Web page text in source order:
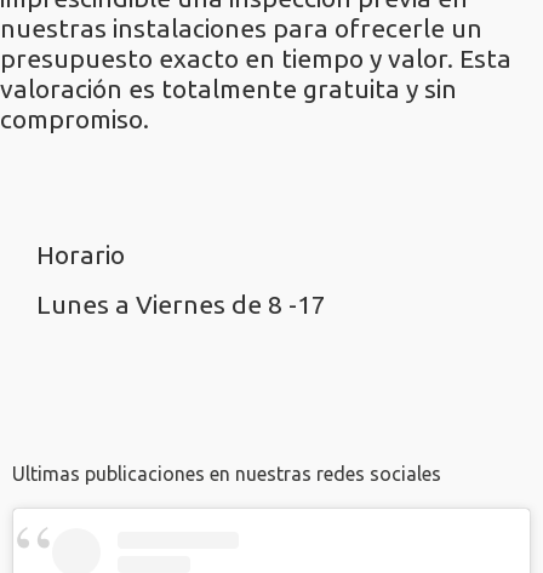
nuestras instalaciones para ofrecerle un
presupuesto exacto en tiempo y valor. Esta
valoración es totalmente gratuita y sin
compromiso.
Horario
Lunes a Viernes de 8 -17
Ultimas publicaciones en nuestras redes sociales